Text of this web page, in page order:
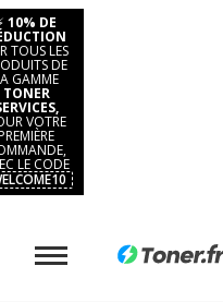
10% DE
TOUS LES
DE
GAMME
TONER
VOTRE
LE CODE